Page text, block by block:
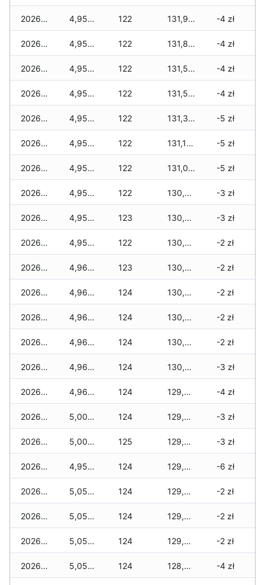
2026-03-26 4,950 zł 122 131,980 zł -4 zł
2026-03-25 4,950 zł 122 131,840 zł -4 zł
2026-03-24 4,950 zł 122 131,540 zł -4 zł
2026-03-23 4,950 zł 122 131,530 zł -4 zł
2026-03-22 4,950 zł 122 131,310 zł -5 zł
2026-03-21 4,950 zł 122 131,155 zł -5 zł
2026-03-20 4,950 zł 122 131,055 zł -5 zł
2026-03-19 4,950 zł 122 130,880 zł -3 zł
2026-03-18 4,950 zł 123 130,840 zł -3 zł
2026-03-17 4,950 zł 122 130,780 zł -2 zł
2026-03-16 4,965 zł 123 130,640 zł -2 zł
2026-03-15 4,965 zł 124 130,575 zł -2 zł
2026-03-14 4,965 zł 124 130,500 zł -2 zł
2026-03-13 4,965 zł 124 130,475 zł -2 zł
2026-03-12 4,965 zł 124 130,085 zł -3 zł
2026-03-11 4,965 zł 124 129,970 zł -4 zł
2026-03-10 5,005 zł 124 129,920 zł -3 zł
2026-03-09 5,005 zł 125 129,620 zł -3 zł
2026-03-08 4,955 zł 124 129,370 zł -6 zł
2026-03-07 5,055 zł 124 129,370 zł -2 zł
2026-03-06 5,055 zł 124 129,330 zł -2 zł
2026-03-05 5,055 zł 124 129,220 zł -2 zł
2026-03-04 5,055 zł 124 128,955 zł -4 zł